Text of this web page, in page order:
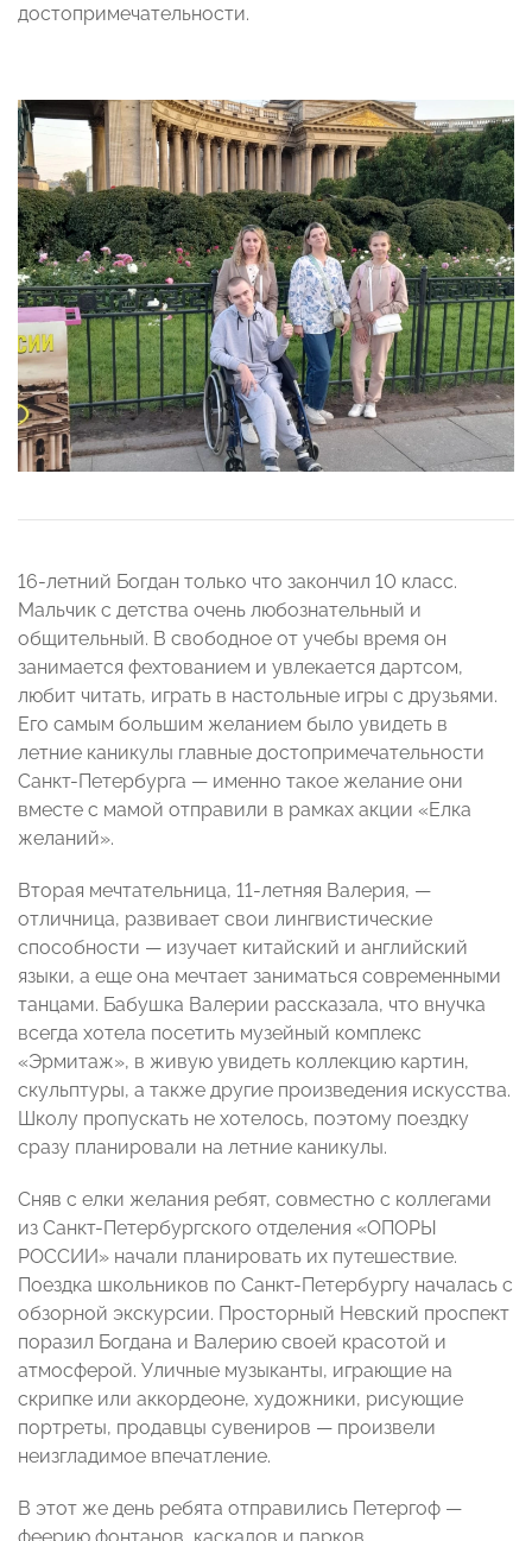
достопримечательности.
16-летний Богдан только что закончил 10 класс.
Мальчик с детства очень любознательный и
общительный. В свободное от учебы время он
занимается фехтованием и увлекается дартсом,
любит читать, играть в настольные игры с друзьями.
Его самым большим желанием было увидеть в
летние каникулы главные достопримечательности
Санкт-Петербурга — именно такое желание они
вместе с мамой отправили в рамках акции «Елка
желаний».
Вторая мечтательница, 11-летняя Валерия, —
отличница, развивает свои лингвистические
способности — изучает китайский и английский
языки, а еще она мечтает заниматься современными
танцами. Бабушка Валерии рассказала, что внучка
всегда хотела посетить музейный комплекс
«Эрмитаж», в живую увидеть коллекцию картин,
скульптуры, а также другие произведения искусства.
Школу пропускать не хотелось, поэтому поездку
сразу планировали на летние каникулы.
Сняв с елки желания ребят, совместно с коллегами
из Санкт-Петербургского отделения «ОПОРЫ
РОССИИ» начали планировать их путешествие.
Поездка школьников по Санкт-Петербургу началась с
обзорной экскурсии. Просторный Невский проспект
поразил Богдана и Валерию своей красотой и
атмосферой. Уличные музыканты, играющие на
скрипке или аккордеоне, художники, рисующие
портреты, продавцы сувениров — произвели
неизгладимое впечатление.
В этот же день ребята отправились Петергоф —